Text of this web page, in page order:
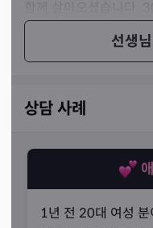
선생
찾아야만 했고, 사방팔
만나 무속인의 길을 걷
상담 사례
1년 전 20대 여성